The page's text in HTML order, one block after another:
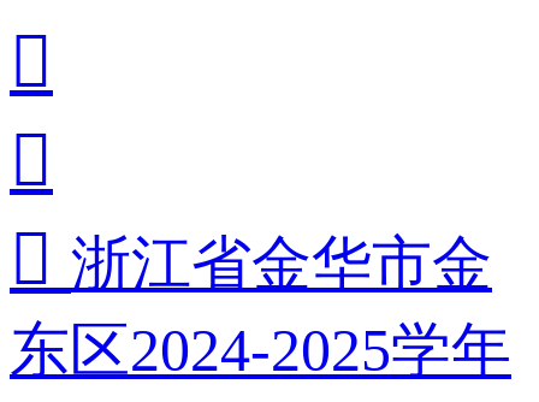


 浙江省金华市金
东区2024-2025学年